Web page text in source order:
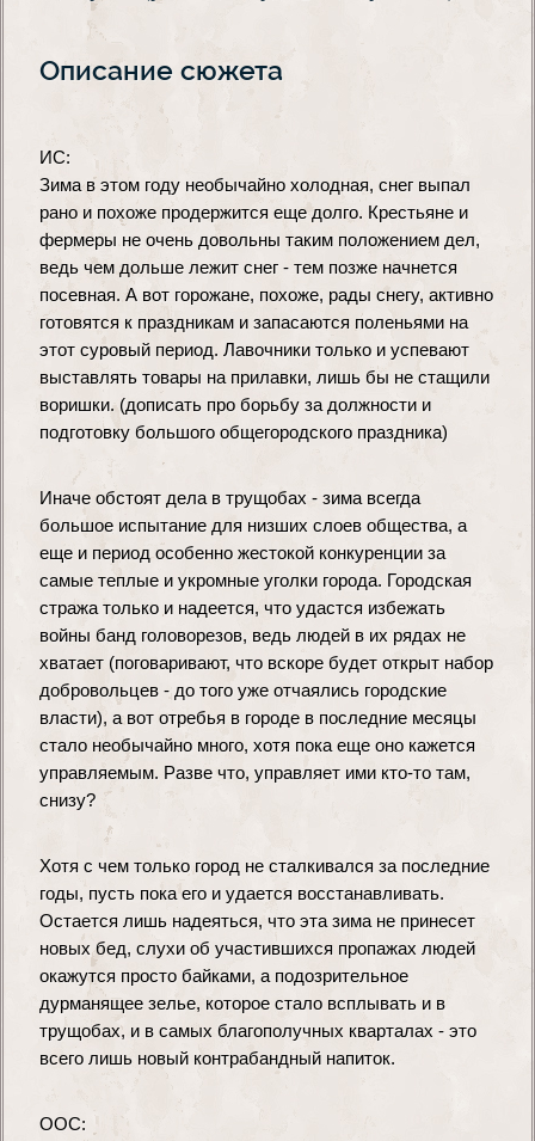
Описание сюжета
ИС:
Зима в этом году необычайно холодная, снег выпал
рано и похоже продержится еще долго. Крестьяне и
фермеры не очень довольны таким положением дел,
ведь чем дольше лежит снег - тем позже начнется
посевная. А вот горожане, похоже, рады снегу, активно
готовятся к праздникам и запасаются поленьями на
этот суровый период. Лавочники только и успевают
выставлять товары на прилавки, лишь бы не стащили
воришки. (дописать про борьбу за должности и
подготовку большого общегородского праздника)
Иначе обстоят дела в трущобах - зима всегда
большое испытание для низших слоев общества, а
еще и период особенно жестокой конкуренции за
самые теплые и укромные уголки города. Городская
стража только и надеется, что удастся избежать
войны банд головорезов, ведь людей в их рядах не
хватает (поговаривают, что вскоре будет открыт набор
добровольцев - до того уже отчаялись городские
власти), а вот отребья в городе в последние месяцы
стало необычайно много, хотя пока еще оно кажется
управляемым. Разве что, управляет ими кто-то там,
снизу?
Хотя с чем только город не сталкивался за последние
годы, пусть пока его и удается восстанавливать.
Остается лишь надеяться, что эта зима не принесет
новых бед, слухи об участившихся пропажах людей
окажутся просто байками, а подозрительное
дурманящее зелье, которое стало всплывать и в
трущобах, и в самых благополучных кварталах - это
всего лишь новый контрабандный напиток.
ООС: